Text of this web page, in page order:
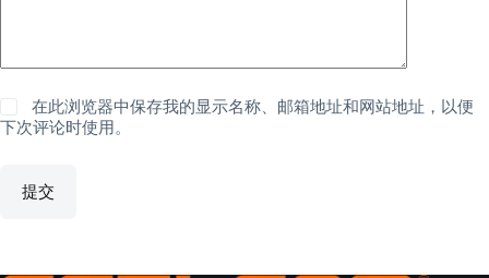
在此浏览器中保存我的显示名称、邮箱地址和网站地址，以便
下次评论时使用。
提交